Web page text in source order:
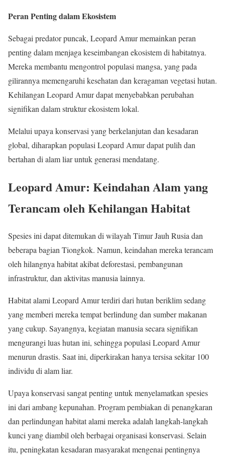
Peran Penting dalam Ekosistem
Sebagai predator puncak, Leopard Amur memainkan peran
penting dalam menjaga keseimbangan ekosistem di habitatnya.
Mereka membantu mengontrol populasi mangsa, yang pada
gilirannya memengaruhi kesehatan dan keragaman vegetasi hutan.
Kehilangan Leopard Amur dapat menyebabkan perubahan
signifikan dalam struktur ekosistem lokal.
Melalui upaya konservasi yang berkelanjutan dan kesadaran
global, diharapkan populasi Leopard Amur dapat pulih dan
bertahan di alam liar untuk generasi mendatang.
Leopard Amur: Keindahan Alam yang
Terancam oleh Kehilangan Habitat
Spesies ini dapat ditemukan di wilayah Timur Jauh Rusia dan
beberapa bagian Tiongkok. Namun, keindahan mereka terancam
oleh hilangnya habitat akibat deforestasi, pembangunan
infrastruktur, dan aktivitas manusia lainnya.
Habitat alami Leopard Amur terdiri dari hutan beriklim sedang
yang memberi mereka tempat berlindung dan sumber makanan
yang cukup. Sayangnya, kegiatan manusia secara signifikan
mengurangi luas hutan ini, sehingga populasi Leopard Amur
menurun drastis. Saat ini, diperkirakan hanya tersisa sekitar 100
individu di alam liar.
Upaya konservasi sangat penting untuk menyelamatkan spesies
ini dari ambang kepunahan. Program pembiakan di penangkaran
dan perlindungan habitat alami mereka adalah langkah-langkah
kunci yang diambil oleh berbagai organisasi konservasi. Selain
itu, peningkatan kesadaran masyarakat mengenai pentingnya